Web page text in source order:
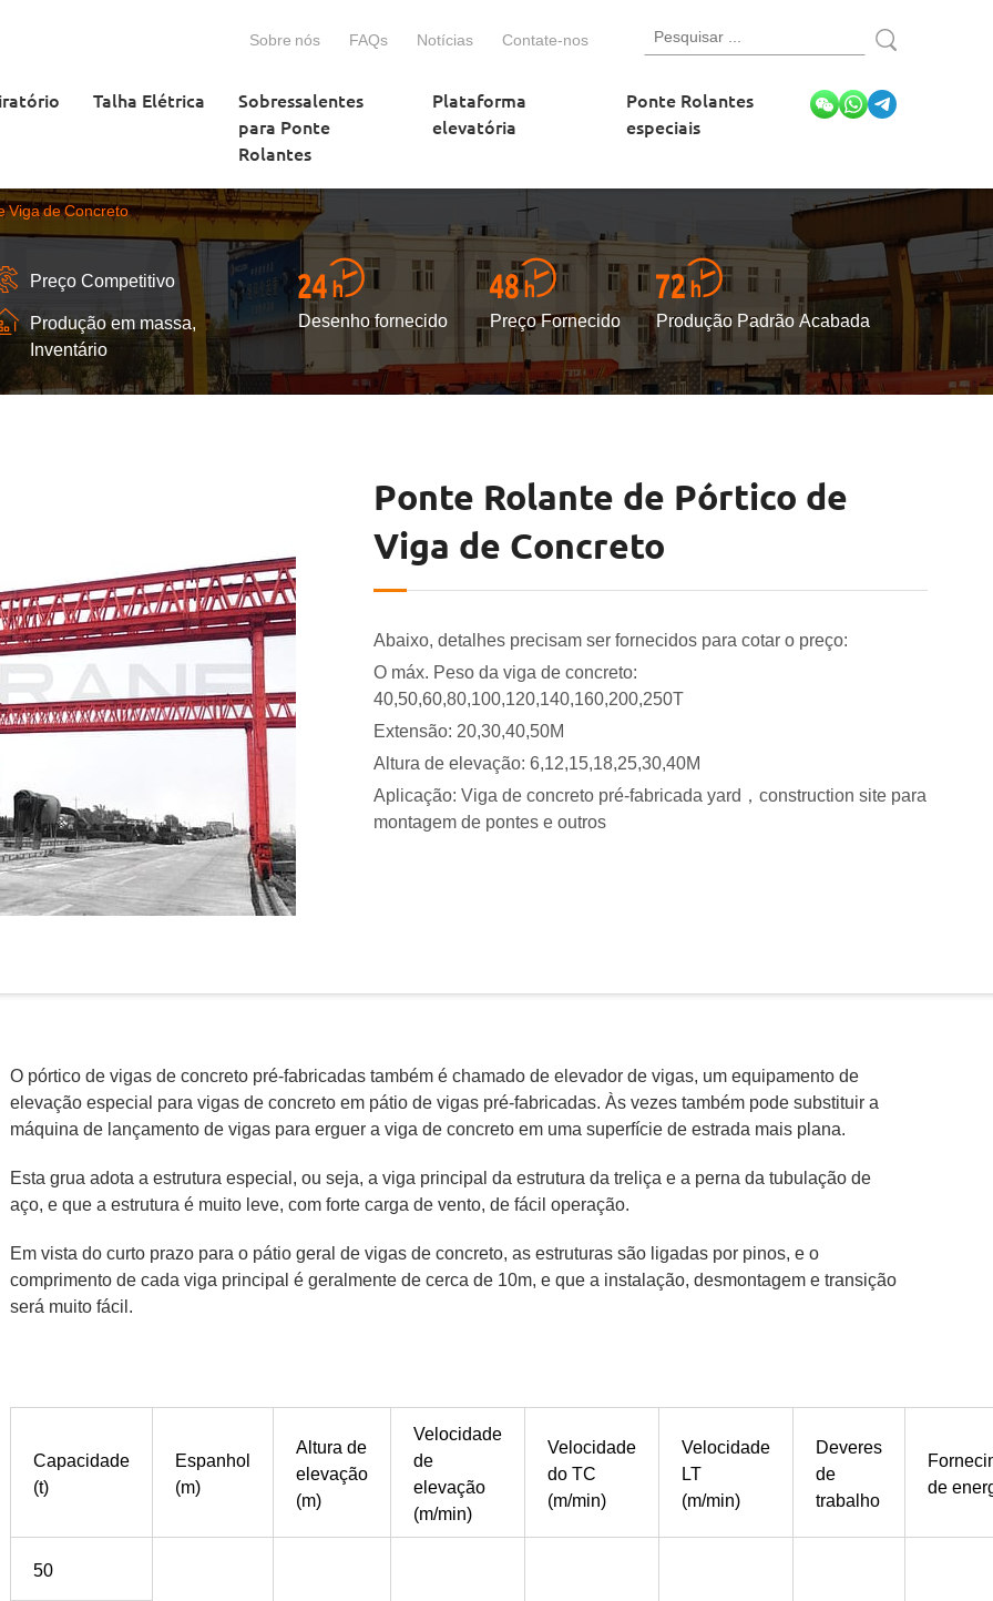
Sobre nós FAQs Notícias Contate-nos
Talha Elétrica
Sobressalentes
para Ponte
Rolantes
Plataforma
elevatória
Ponte Rolantes
especiais
Viga de Concreto
Preço Competitivo
Produção em massa,
Inventário
Desenho fornecido Preço Fornecido Produção Padrão Acabada
Ponte Rolante de Pórtico de
Viga de Concreto
Abaixo, detalhes precisam ser fornecidos para cotar o preço:
O máx. Peso da viga de concreto:
40,50,60,80,100,120,140,160,200,250T
Extensão: 20,30,40,50M
Altura de elevação: 6,12,15,18,25,30,40M
Aplicação: Viga de concreto pré-fabricada yard，construction site para
montagem de pontes e outros
O pórtico de vigas de concreto pré-fabricadas também é chamado de elevador de vigas, um equipamento de
elevação especial para vigas de concreto em pátio de vigas pré-fabricadas. Às vezes também pode substituir a
máquina de lançamento de vigas para erguer a viga de concreto em uma superfície de estrada mais plana.
Esta grua adota a estrutura especial, ou seja, a viga principal da estrutura da treliça e a perna da tubulação de
aço, e que a estrutura é muito leve, com forte carga de vento, de fácil operação.
Em vista do curto prazo para o pátio geral de vigas de concreto, as estruturas são ligadas por pinos, e o
comprimento de cada viga principal é geralmente de cerca de 10m, e que a instalação, desmontagem e transição
será muito fácil.
Capacidade
(t)
Espanhol
(m)
Altura de
elevação
(m)
Velocidade
de
elevação
(m/min)
Velocidade
do TC
(m/min)
Velocidade
LT
(m/min)
Deveres
de
trabalho
de
50